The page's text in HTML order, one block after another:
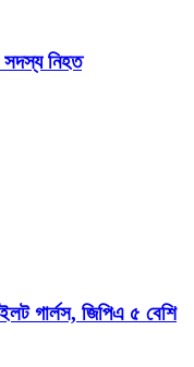
সদস্য নিহত
গার্লস, জিপিএ ৫ বেশি